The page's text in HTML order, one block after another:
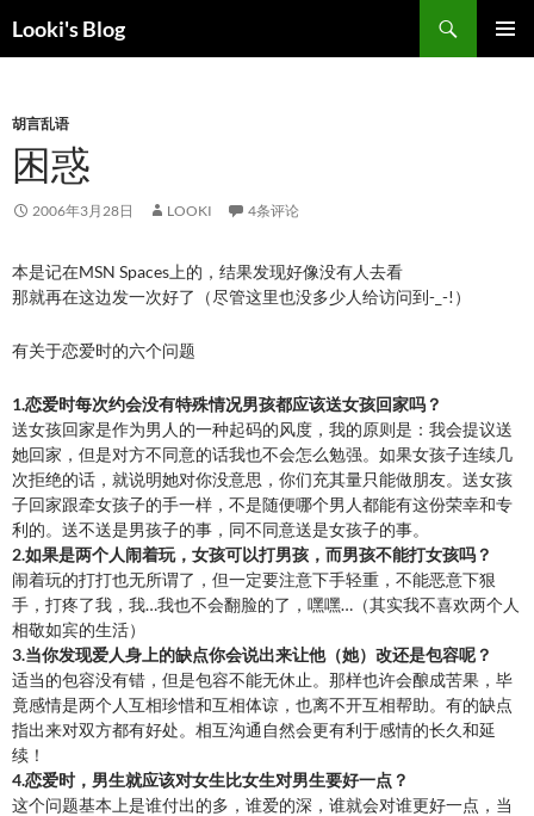
至
正
Looki's Blog
索
胡言乱语
困惑
2006年3月28日 LOOKI 4条评论
本是记在MSN Spaces上的，结果发现好像没有人去看
那就再在这边发一次好了（尽管这里也没多少人给访问到-_-!）
有关于恋爱时的六个问题
1.恋爱时每次约会没有特殊情况男孩都应该送女孩回家吗？
送女孩回家是作为男人的一种起码的风度，我的原则是：我会提议送
她回家，但是对方不同意的话我也不会怎么勉强。如果女孩子连续几
次拒绝的话，就说明她对你没意思，你们充其量只能做朋友。送女孩
子回家跟牵女孩子的手一样，不是随便哪个男人都能有这份荣幸和专
利的。送不送是男孩子的事，同不同意送是女孩子的事。
2.如果是两个人闹着玩，女孩可以打男孩，而男孩不能打女孩吗？
闹着玩的打打也无所谓了，但一定要注意下手轻重，不能恶意下狠
手，打疼了我，我…我也不会翻脸的了，嘿嘿…（其实我不喜欢两个人
相敬如宾的生活）
3.当你发现爱人身上的缺点你会说出来让他（她）改还是包容呢？
适当的包容没有错，但是包容不能无休止。那样也许会酿成苦果，毕
竟感情是两个人互相珍惜和互相体谅，也离不开互相帮助。有的缺点
指出来对双方都有好处。相互沟通自然会更有利于感情的长久和延
续！
4.恋爱时，男生就应该对女生比女生对男生要好一点？
这个问题基本上是谁付出的多，谁爱的深，谁就会对谁更好一点，当